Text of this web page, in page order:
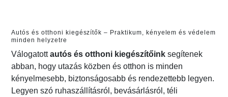
Autós és otthoni kiegészítők – Praktikum, kényelem és védelem
minden helyzetre
Válogatottautós és otthoni kiegészítőink segítenek
abban, hogy utazás közben és otthon is minden
kényelmesebb, biztonságosabb és rendezettebb legyen.
Legyen szó ruhaszállításról, bevásárlásról, téli